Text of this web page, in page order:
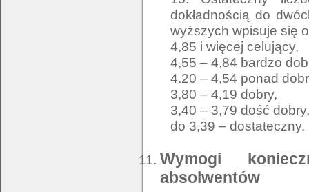
dokładnością do
wyższych wpisuje się
4,85 i więcej celujący,
4,55 – 4,84 bardzo
4.20 – 4,54 ponad
3,80 – 4,19 dobry,
3,40 – 3,79 dość dobry,
do 3,39 – dostateczny.
Wymogi
absolwentów